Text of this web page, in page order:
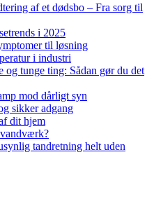
af et dødsbo – Fra sorg til
i 2025
til løsning
i industri
og tunge ting: Sådan gør du det
mod dårligt syn
sikker adgang
dit hjem
tandretning helt uden